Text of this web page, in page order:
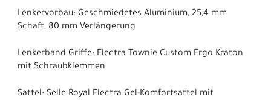
Lenkervorbau: Geschmiedetes Aluminium, 25,4 mm
Schaft, 80 mm Verlängerung
Lenkerband Griffe: Electra Townie Custom Ergo Kraton
mit Schraubklemmen
Sattel: Selle Royal Electra Gel-Komfortsattel mit